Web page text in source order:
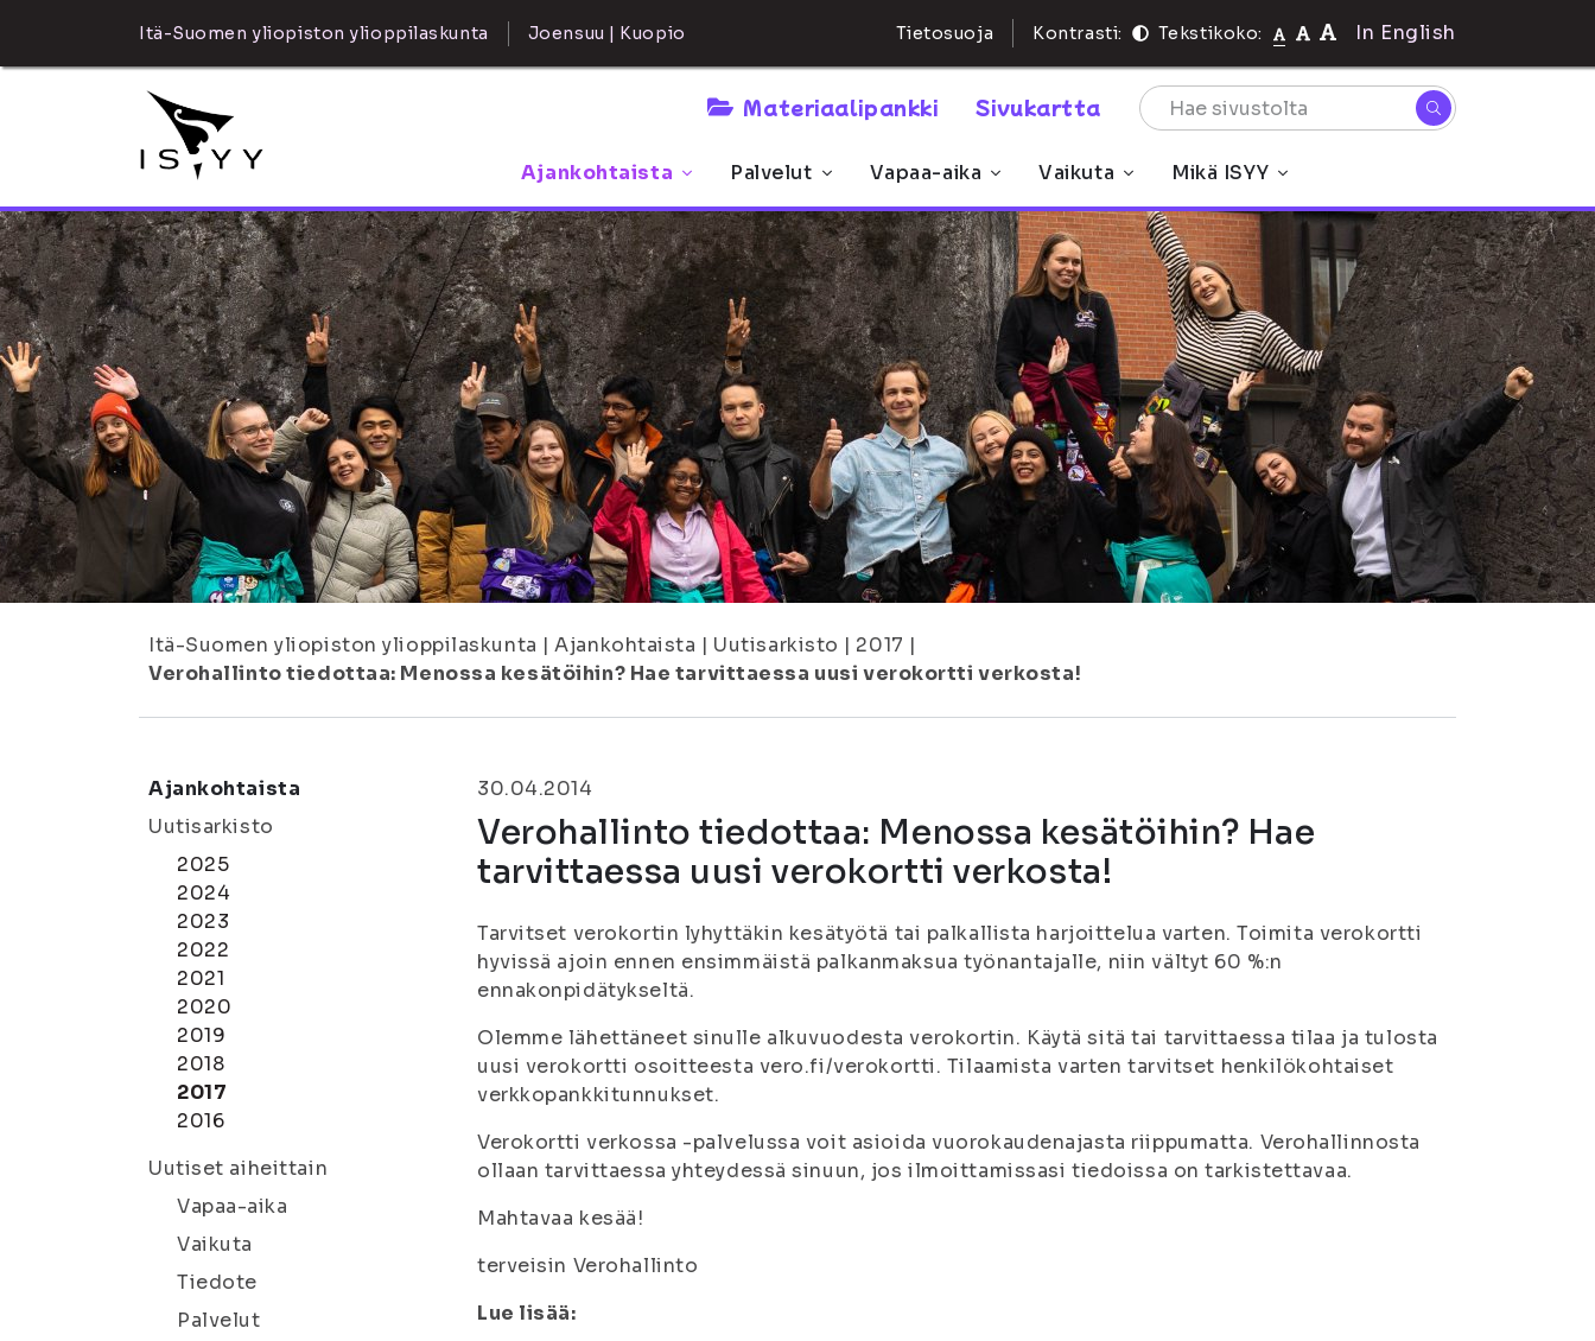
Itä-Suomen yliopiston ylioppilaskunta Joensuu | Kuopio Tietosuoja Kontrasti: Tekstikoko: In English
Materiaalipankki Sivukartta
Ajankohtaista Palvelut Vapaa-aika Vaikuta Mikä ISYY
Itä-Suomen yliopiston ylioppilaskunta | Ajankohtaista | Uutisarkisto | 2017 |
Verohallinto tiedottaa: Menossa kesätöihin? Hae tarvittaessa uusi verokortti verkosta!
Ajankohtaista
Uutisarkisto
2025
2024
2023
2022
2021
2020
2019
2018
2017
2016
Uutiset aiheittain
Vapaa-aika
Vaikuta
Tiedote
Palvelut
30.04.2014
Verohallinto tiedottaa: Menossa kesätöihin? Hae
tarvittaessa uusi verokortti verkosta!
Tarvitset verokortin lyhyttäkin kesätyötä tai palkallista harjoittelua varten. Toimita verokortti
hyvissä ajoin ennen ensimmäistä palkanmaksua työnantajalle, niin vältyt 60 %:n
ennakonpidätykseltä.
Olemme lähettäneet sinulle alkuvuodesta verokortin. Käytä sitä tai tarvittaessa tilaa ja tulosta
uusi verokortti osoitteesta vero.fi/verokortti. Tilaamista varten tarvitset henkilökohtaiset
verkkopankkitunnukset.
Verokortti verkossa -palvelussa voit asioida vuorokaudenajasta riippumatta. Verohallinnosta
ollaan tarvittaessa yhteydessä sinuun, jos ilmoittamissasi tiedoissa on tarkistettavaa.
Mahtavaa kesää!
terveisin Verohallinto
Lue lisää: